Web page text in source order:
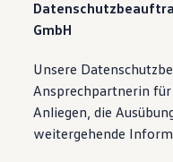
GmbH
Unsere
Ansprechpartnerin
Anliegen, die
weitergehende